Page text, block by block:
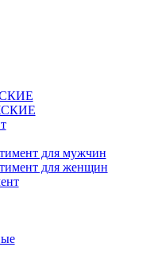
для мужчин
для женщин